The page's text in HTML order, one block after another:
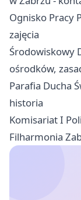
Ognisko Pracy
zajęcia
Środowiskowy
ośrodków,
Parafia Ducha
historia
Komisariat I
Filharmonia